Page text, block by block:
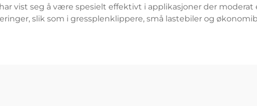
vist seg å være spesielt effektivt i applikasjoner der
slik som i gressplenklippere, små lastebiler og